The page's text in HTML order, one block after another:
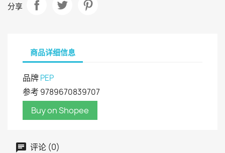
分享
商品详细信息
品牌PEP
参考 9789670839707
Buy on Shopee
评论 (0)